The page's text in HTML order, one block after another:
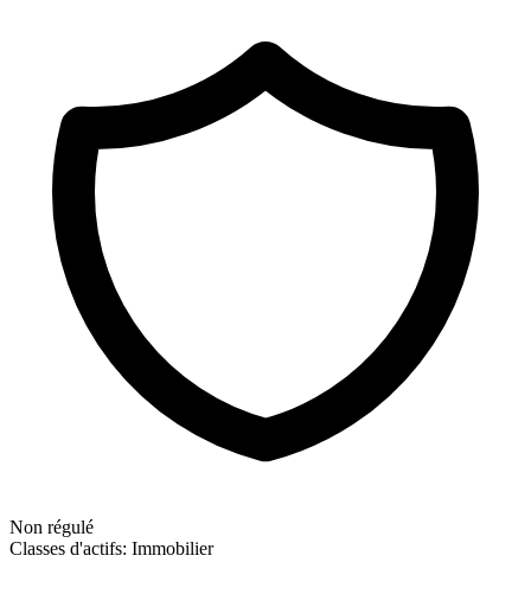
Non régulé
Classes d'actifs: Immobilier